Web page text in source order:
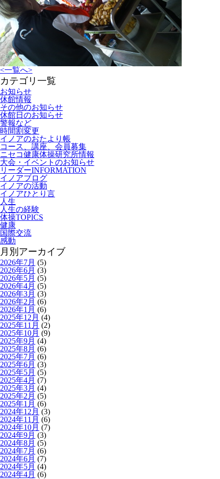
<一覧へ>
カテゴリ一覧
お知らせ
休館情報
その他のお知らせ
休館日のお知らせ
警報など
時間割変更
イノアのおたより帳
コース、講座、会員募集
ニセコ健康体操研究所情報
大会・イベントのお知らせ
リーダーINFORMATION
イノアブログ
イノアの活動
イノアひとり言
人生
人生の経験
体操TOPICS
健康
国際交流
感動
月別アーカイブ
2026年7月 (5)
2026年6月 (3)
2026年5月 (5)
2026年4月 (5)
2026年3月 (3)
2026年2月 (6)
2026年1月 (6)
2025年12月 (4)
2025年11月 (2)
2025年10月 (9)
2025年9月 (4)
2025年8月 (6)
2025年7月 (6)
2025年6月 (3)
2025年5月 (5)
2025年4月 (7)
2025年3月 (4)
2025年2月 (5)
2025年1月 (6)
2024年12月 (3)
2024年11月 (6)
2024年10月 (7)
2024年9月 (3)
2024年8月 (5)
2024年7月 (6)
2024年6月 (7)
2024年5月 (4)
2024年4月 (6)